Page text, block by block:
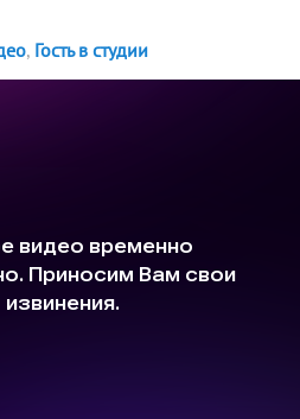
, Гость в студии